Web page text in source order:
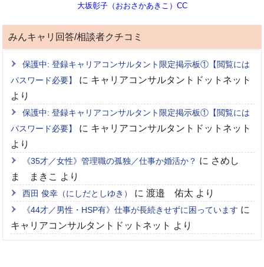
大坂彰子（おおさかあきこ）CC
みんキャリ回答/相談者クチコミ
保護中: 登録キャリアコンサルタント限定掲示板①【閲覧には
パスワード必要】
に キャリアコンサルタントドットネット
より
保護中: 登録キャリアコンサルタント限定掲示板①【閲覧には
パスワード必要】
に キャリアコンサルタントドットネット
より
《35才／女性》管理職の孤独／仕事か婚活か？ に さめし
ま まきこ より
西田 俊幸（にしだとしゆき） に渡邉 佑太 より
《44才／男性・HSP有》仕事が長続きせずに困っています に
キャリアコンサルタントドットネット より